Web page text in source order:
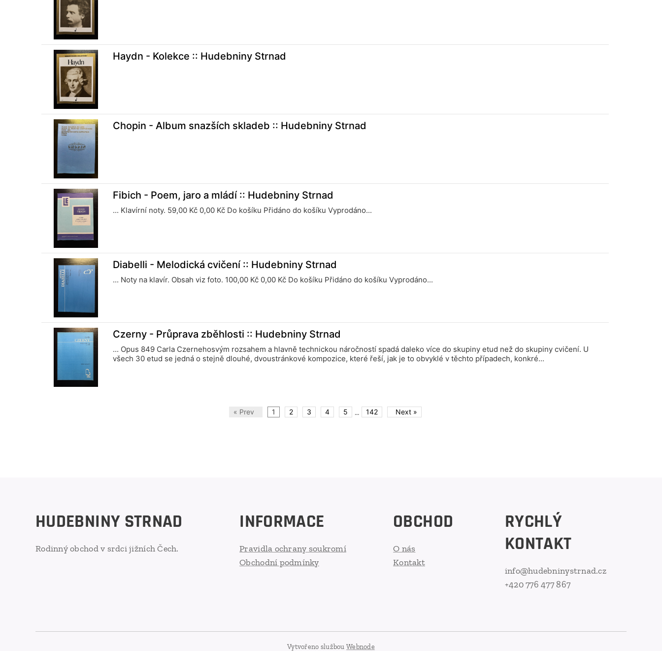
Haydn - Kolekce :: Hudebniny Strnad
Chopin - Album snazších skladeb :: Hudebniny Strnad
Fibich - Poem, jaro a mládí :: Hudebniny Strnad
... Klavírní noty. 59,00 Kč 0,00 Kč Do košíku Přidáno do košíku Vyprodáno...
Diabelli - Melodická cvičení :: Hudebniny Strnad
... Noty na klavír. Obsah viz foto. 100,00 Kč 0,00 Kč Do košíku Přidáno do košíku Vyprodáno...
Czerny - Průprava zběhlosti :: Hudebniny Strnad
... Opus 849 Carla Czernehosvým rozsahem a hlavně technickou náročností spadá daleko více do skupiny etud než do skupiny cvičení. U
všech 30 etud se jedná o stejně dlouhé, dvoustránkové kompozice, které řeší, jak je to obvyklé v těchto případech, konkré...
« Prev 1 2 3 4 5 ... 142 Next »
HUDEBNINY STRNAD
Rodinný obchod v srdci jižních Čech.
INFORMACE
Pravidla ochrany soukromí
Obchodní podmínky
OBCHOD
O nás
Kontakt
RYCHLÝ
KONTAKT
info@hudebninystrnad.cz
+420 776 477 867
Vytvořeno službou Webnode